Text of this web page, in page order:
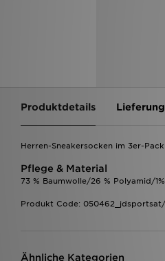
Produktdetails
Herren-Sneakersocken im 3er-
Pflege & Material
73 % Baumwolle/26 % Polyamid/
Produkt Code:
Ähnliche Kategorien